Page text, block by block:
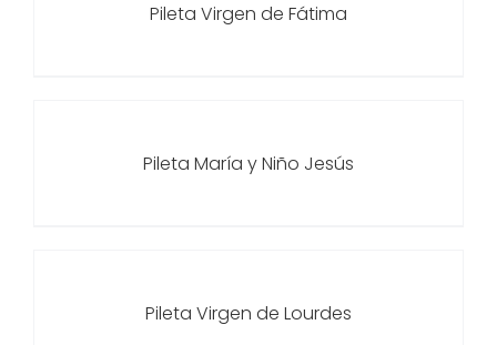
Pileta Virgen de Fátima
Pileta María y Niño Jesús
Pileta Virgen de Lourdes